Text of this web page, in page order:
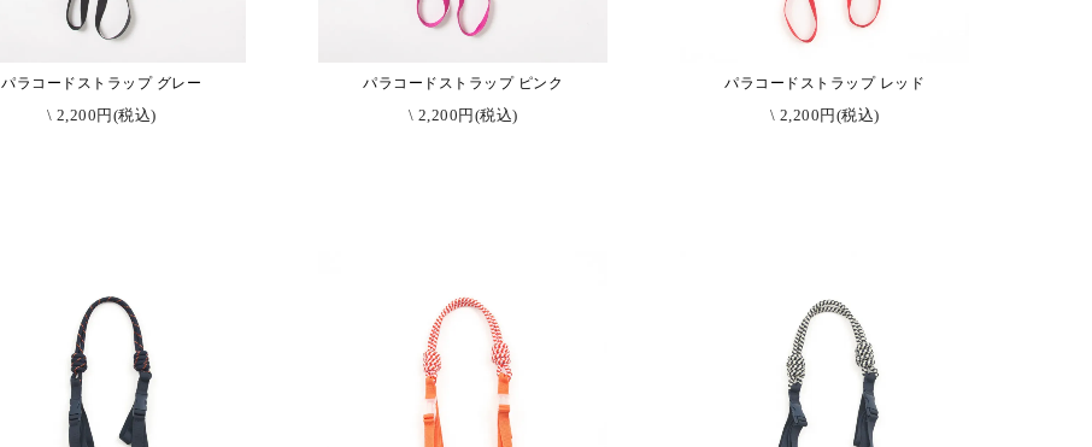
パラコードストラップ グレー
\ 2,200円(税込)
パラコードストラップ ピンク
\ 2,200円(税込)
パラコードストラップ レッド
\ 2,200円(税込)